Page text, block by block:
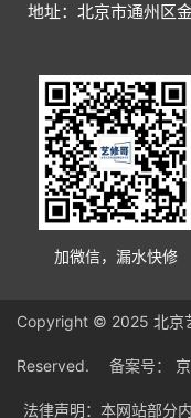
地址：北京市通州区
加微信，漏水快修
Copyright © 2025 北京
Reserved. 备案号：
法律声明：本网站部分